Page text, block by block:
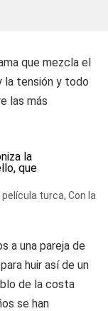
que mezcla el
la tensión y todo
las más
turca, Con la
a una pareja de
huir así de un
de la costa
se han